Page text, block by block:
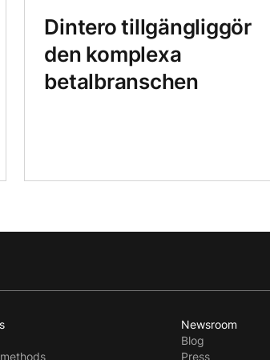
Dintero tillgängliggör
den komplexa
betalbranschen
Newsroom
Blog
Press